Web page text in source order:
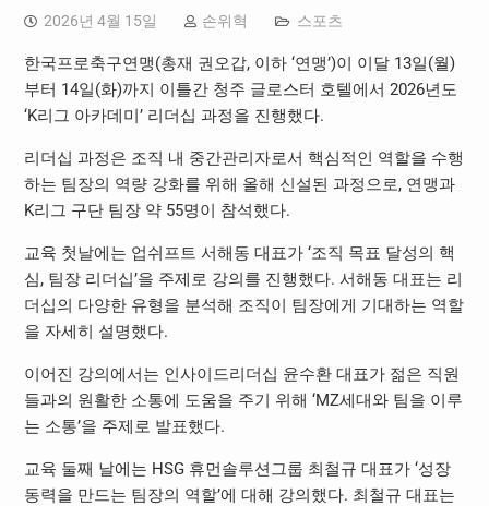
2026년 4월 15일 손위혁 스포츠
한국프로축구연맹(총재 권오갑, 이하 ‘연맹’)이 이달 13일(월)
부터 14일(화)까지 이틀간 청주 글로스터 호텔에서 2026년도
‘K리그 아카데미’ 리더십 과정을 진행했다.
리더십 과정은 조직 내 중간관리자로서 핵심적인 역할을 수행
하는 팀장의 역량 강화를 위해 올해 신설된 과정으로, 연맹과
K리그 구단 팀장 약 55명이 참석했다.
교육 첫날에는 업쉬프트 서해동 대표가 ‘조직 목표 달성의 핵
심, 팀장 리더십’을 주제로 강의를 진행했다. 서해동 대표는 리
더십의 다양한 유형을 분석해 조직이 팀장에게 기대하는 역할
을 자세히 설명했다.
이어진 강의에서는 인사이드리더십 윤수환 대표가 젊은 직원
들과의 원활한 소통에 도움을 주기 위해 ‘MZ세대와 팀을 이루
는 소통’을 주제로 발표했다.
교육 둘째 날에는 HSG 휴먼솔루션그룹 최철규 대표가 ‘성장
동력을 만드는 팀장의 역할’에 대해 강의했다. 최철규 대표는